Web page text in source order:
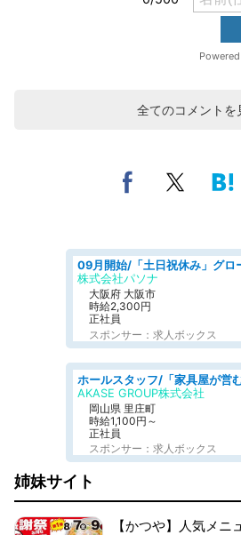
全てのコメントを
株式会社パソナ
大阪府 大阪市
時給2,300円
正社員
スポンサー：求人ボックス
AKASE GROUP株式会社
岡山県 里庄町
時給1,100円～
正社員
スポンサー：求人ボックス
姉妹サイト
【かつや】人気メ